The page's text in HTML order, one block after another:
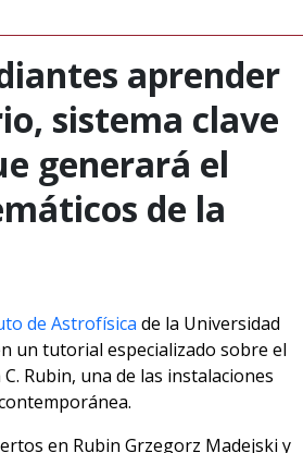
aprender
sistema clave
generará el
de la
de Astrofísica de la Universidad
un tutorial especializado sobre el
Rubin, una de las instalaciones
en Rubin Grzegorz Madejski y